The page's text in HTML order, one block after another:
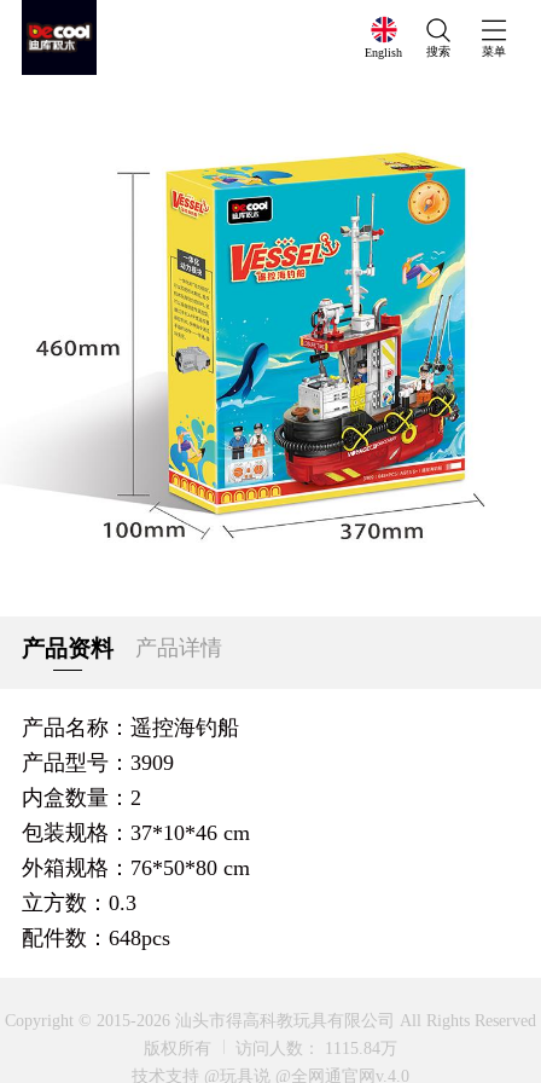
English 搜索 菜单
产品资料 产品详情
产品名称：遥控海钓船
产品型号：3909
内盒数量：2
包装规格：37*10*46 cm
外箱规格：76*50*80 cm
立方数：0.3
配件数：648pcs
Copyright © 2015-2026 汕头市得高科教玩具有限公司 All Rights Reserved
版权所有
访问人数： 1115.84万
技术支持 @玩具说 @全网通官网v.4.0